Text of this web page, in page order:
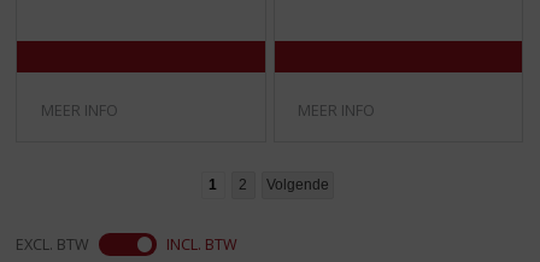
MEER INFO MEER INFO
1 2 Volgende
EXCL. BTW INCL. BTW